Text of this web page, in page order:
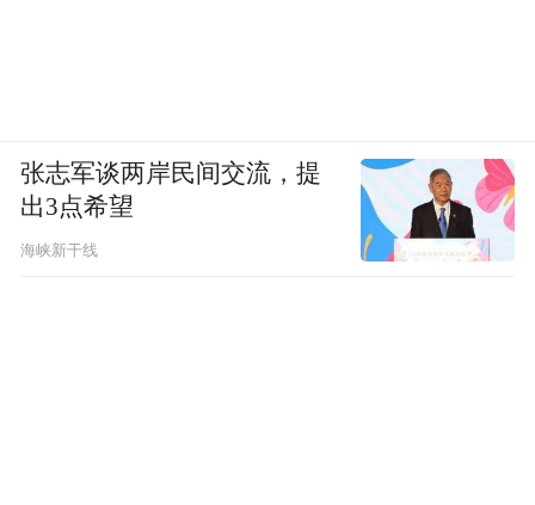
张志军谈两岸民间交流，提
出3点希望
海峡新干线